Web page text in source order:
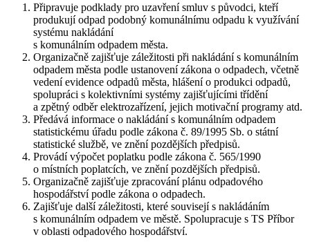
Připravuje podklady pro uzavření smluv s původci, kteří
produkují odpad podobný komunálnímu odpadu k využívání
systému nakládání
s komunálním odpadem města.
Organizačně zajišťuje záležitosti při nakládání s komunálním
odpadem města podle ustanovení zákona o odpadech, včetně
vedení evidence odpadů města, hlášení o produkci odpadů,
spolupráci s kolektivními systémy zajišťujícími třídění
a zpětný odběr elektrozařízení, jejich motivační programy atd.
Předává informace o nakládání s komunálním odpadem
statistickému úřadu podle zákona č. 89/1995 Sb. o státní
statistické službě, ve znění pozdějších předpisů.
Provádí výpočet poplatku podle zákona č. 565/1990
o místních poplatcích, ve znění pozdějších předpisů.
Organizačně zajišťuje zpracování plánu odpadového
hospodářství podle zákona o odpadech.
Zajišťuje další záležitosti, které souvisejí s nakládáním
s komunálním odpadem ve městě. Spolupracuje s TS Příbor
v oblasti odpadového hospodářství.